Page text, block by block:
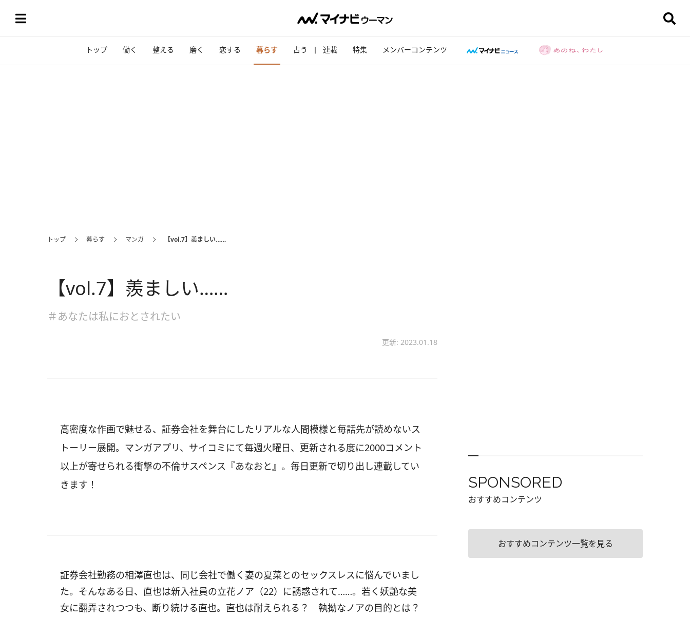
トップ 働く 整える 磨く 恋する 暮らす 占う 連載 特集 メンバーコンテンツ
トップ 暮らす マンガ 【vol.7】羨ましい……
【vol.7】羨ましい……
＃あなたは私におとされたい
更新: 2023.01.18
高密度な作画で魅せる、証券会社を舞台にしたリアルな人間模様と毎話先が読めないス
トーリー展開。マンガアプリ、サイコミにて毎週火曜日、更新される度に2000コメント
以上が寄せられる衝撃の不倫サスペンス『あなおと』。毎日更新で切り出し連載してい
きます！
証券会社勤務の相澤直也は、同じ会社で働く妻の夏菜とのセックスレスに悩んでいまし
た。そんなある日、直也は新入社員の立花ノア（22）に誘惑されて……。若く妖艶な美
女に翻弄されつつも、断り続ける直也。直也は耐えられる？ 執拗なノアの目的とは？
SPONSORED
おすすめコンテンツ
おすすめコンテンツ一覧を見る